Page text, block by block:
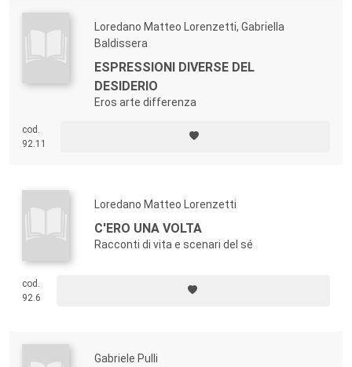
Loredano Matteo Lorenzetti, Gabriella
Baldissera
ESPRESSIONI DIVERSE DEL
DESIDERIO
Eros arte differenza
cod.
92.11
Loredano Matteo Lorenzetti
C'ERO UNA VOLTA
Racconti di vita e scenari del sé
cod.
92.6
Gabriele Pulli